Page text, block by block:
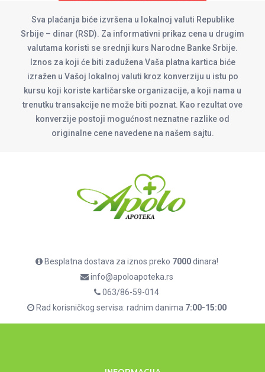
Sva plaćanja biće izvršena u lokalnoj valuti Republike
Srbije – dinar (RSD). Za informativni prikaz cena u drugim
valutama koristi se srednji kurs Narodne Banke Srbije.
Iznos za koji će biti zadužena Vaša platna kartica biće
izražen u Vašoj lokalnoj valuti kroz konverziju u istu po
kursu koji koriste kartičarske organizacije, a koji nama u
trenutku transakcije ne može biti poznat. Kao rezultat ove
konverzije postoji mogućnost neznatne razlike od
originalne cene navedene na našem sajtu.
Besplatna dostava za iznos preko 7000dinara!
info@apoloapoteka.rs
063/86-59-014
Rad korisničkog servisa: radnim danima 7:00-15:00